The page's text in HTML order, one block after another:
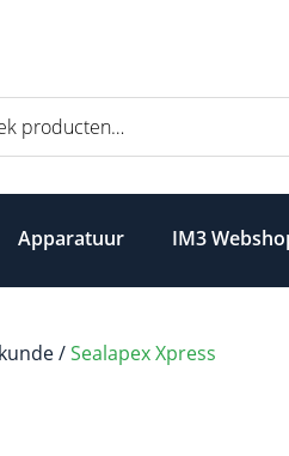
Apparatuur IM3
/Sealapex Xpress